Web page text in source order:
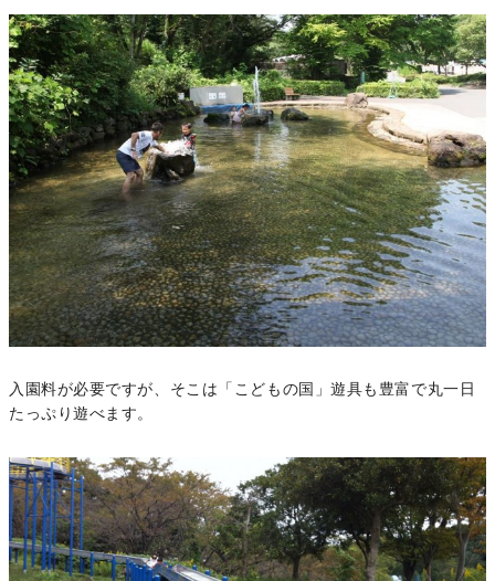
入園料が必要ですが、そこは「こどもの国」遊具も豊富で丸一日
たっぷり遊べます。